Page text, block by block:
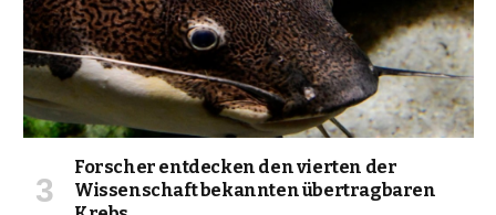
Forscher entdecken den vierten der
Wissenschaft bekannten übertragbaren